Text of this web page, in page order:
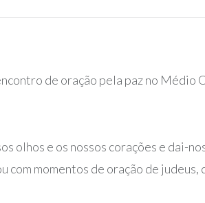
de oração pela paz no Médio
olhos e os nossos corações e dai-
com momentos de oração de judeus,